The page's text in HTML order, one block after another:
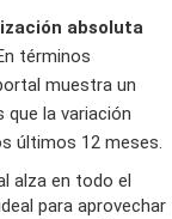
absoluta
términos
muestra un
que la variación
últimos 12 meses.
para aprovechar